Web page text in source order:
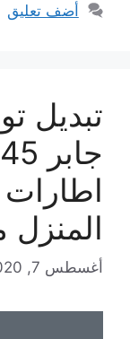
أضف تعليق
تبديل
اطارات
المنزل
أغسطس 7, 2020